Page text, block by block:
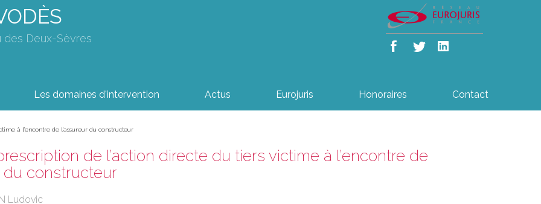
des Deux-Sèvres
Les domaines d'intervention Actus Eurojuris Honoraires Contact
à l’encontre de l’assureur du constructeur
de l’action directe du tiers victime à l’encontre de
du constructeur
Ludovic